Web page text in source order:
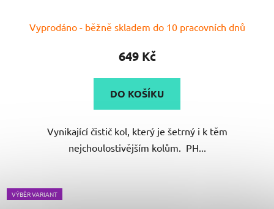
hodnocení
produktu
5,0
z
hvězdiček.
Vyprodáno - běžně skladem do 10 pracovních dnů
649 Kč
DO KOŠÍKU
Vynikající čistič kol, který je šetrný i k těm
nejchoulostivějším kolům. PH...
VÝBĚR VARIANT